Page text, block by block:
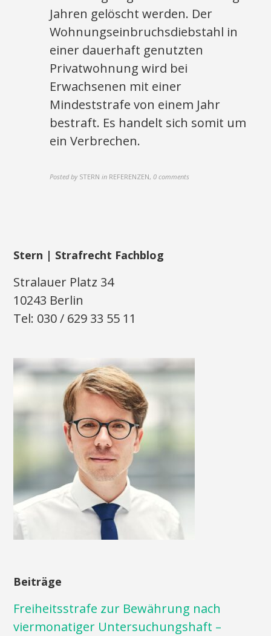
Jahren gelöscht werden. Der
Wohnungseinbruchsdiebstahl in
einer dauerhaft genutzten
Privatwohnung wird bei
Erwachsenen mit einer
Mindeststrafe von einem Jahr
bestraft. Es handelt sich somit um
ein Verbrechen.
Posted by STERN in REFERENZEN,0 comments
Stern | Strafrecht Fachblog
Stralauer Platz 34
10243 Berlin
Tel: 030 / 629 33 55 11
Beiträge
Freiheitsstrafe zur Bewährung nach
viermonatiger Untersuchungshaft –